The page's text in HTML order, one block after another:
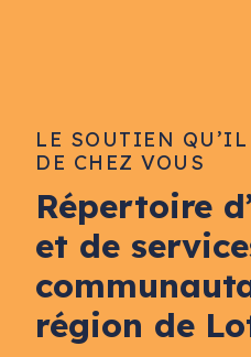
LE SOUTIEN
DE CHEZ VOUS
Répertoire
et de
région de